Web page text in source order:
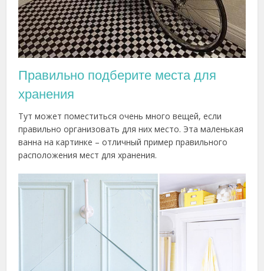
Правильно подберите места для
хранения
Тут может поместиться очень много вещей, если
правильно организовать для них место. Эта маленькая
ванна на картинке – отличный пример правильного
расположения мест для хранения.